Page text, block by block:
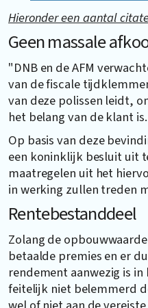
Hieronder een aantal
Geen massale
"DNB en de AFM
van de fiscale
van deze polissen leidt,
het belang van de klant is.
Op basis van deze
een koninklijk besluit uit
maatregelen uit het
in werking zullen treden
Rentebestanddeel
Zolang de
betaalde premies en er
rendement aanwezig is
feitelijk niet belemmerd